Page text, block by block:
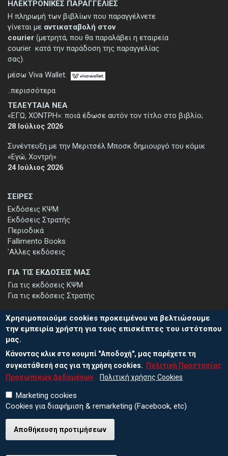
ΣΕΙΡΕΣ
Εκδόσεις ΚΨΜ
Εκδόσεις Στρατής
Περιοδικά
Fallimento Books
'Αλλες εκδόσεις
ΤΕΛΕΥΤΑΙΑ ΝΕΑ
«ΕΓΩ, ΧΟΝΤΡΗ»: ποιά έδωσε αυτόν τον τίτλο στο βιβλίο;
28 Ιούλιος 2026
Συνέντευξη με την Μεριτσέλ Μποσκ δημιουργό του κόμικ
«Εγώ, Χοντρή»
24 Ιούλιος 2026
ΓΙΑ ΤΙΣ ΕΚΔΟΣΕΙΣ ΜΑΣ
Για τις εκδόσεις ΚΨΜ
Για τις εκδόσεις Στρατής
ΗΛΕΚΤΡΟΝΙΚΕΣ ΠΑΡΑΓΓΕΛΙΕΣ
Η πληρωμή των βιβλίων που παραγγέλνετε
γίνεται με αντικαταβολή στον
courier (μετρητά, που θα παραλάβει η εταιρεία
courier κατά την παράδοση της παραγγελίας
σας).
μέσω Viva Wallet.
..περισσότερα
ΕΓΓΡΑΦΗ ΣΤΟ ΕΝΗΜΕΡΩΤΙΚΟ ΔΕΛΤΙΟ
Μείνετε ενημερωμένοι για τις νέες εκδόσεις μας και τις εκδηλώσεις
μας - εγγραφείτε στο ενημερωτικό μας δελτίο.
© 2026 ΕΚΔΟΣΕΙΣ ΚΨΜ
Χρησιμοποιούμε cookies προκειμένου να βελτιώσουμε
την εμπειρία χρήστη για τους επισκέπτες του ιστότοπου
μας.
Κάνοντας κλικ στο κουμπί "Αποδοχή", μας παρέχετε τη
συγκατάθεσή σας για τη χρήση cookies.
Πολιτική Προστασίας
Προσωπικών Δεδομένων
Πολιτική χρήσης Cookies
Marketing cookies
Cookies για διαφήμιση & remarketing (Facebook, etc)
Αποθήκευση προτιμήσεων